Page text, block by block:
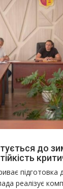
до
підготовка
реалізує